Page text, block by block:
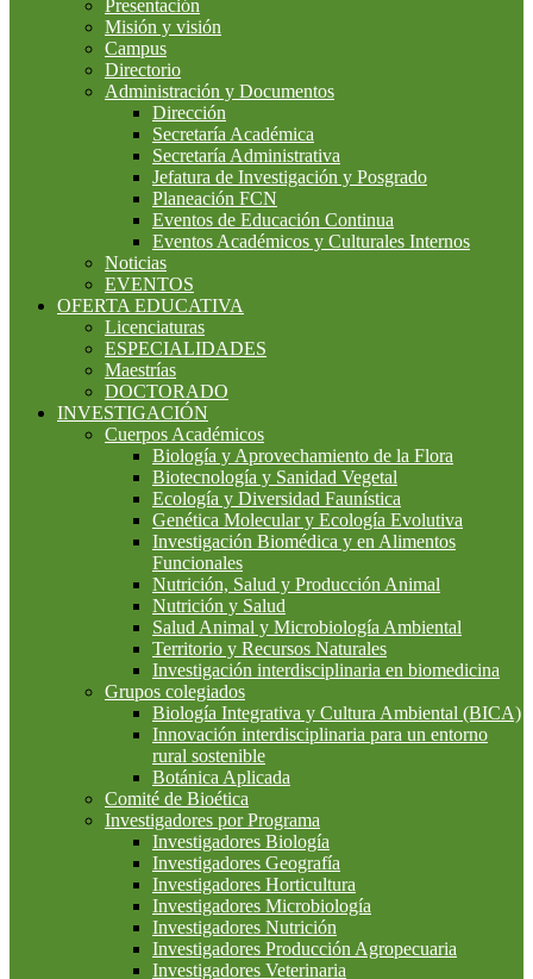
Presentación
Misión y visión
Campus
Directorio
Administración y Documentos
Dirección
Secretaría Académica
Secretaría Administrativa
Jefatura de Investigación y Posgrado
Planeación FCN
Eventos de Educación Continua
Eventos Académicos y Culturales Internos
Noticias
EVENTOS
OFERTA EDUCATIVA
Licenciaturas
ESPECIALIDADES
Maestrías
DOCTORADO
INVESTIGACIÓN
Cuerpos Académicos
Biología y Aprovechamiento de la Flora
Biotecnología y Sanidad Vegetal
Ecología y Diversidad Faunística
Genética Molecular y Ecología Evolutiva
Investigación Biomédica y en Alimentos
Funcionales
Nutrición, Salud y Producción Animal
Nutrición y Salud
Salud Animal y Microbiología Ambiental
Territorio y Recursos Naturales
Investigación interdisciplinaria en biomedicina
Grupos colegiados
Biología Integrativa y Cultura Ambiental (BICA)
Innovación interdisciplinaria para un entorno
rural sostenible
Botánica Aplicada
Comité de Bioética
Investigadores por Programa
Investigadores Biología
Investigadores Geografía
Investigadores Horticultura
Investigadores Microbiología
Investigadores Nutrición
Investigadores Producción Agropecuaria
Investigadores Veterinaria